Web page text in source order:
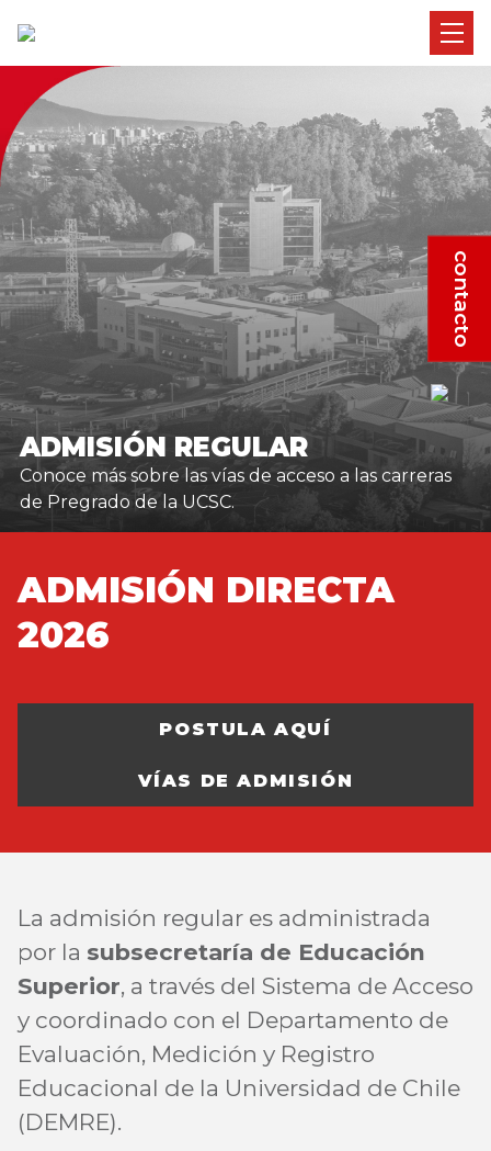
ADMISIÓN REGULAR
Conoce más sobre las vías de acceso a las carreras
de Pregrado de la UCSC.
ADMISIÓN DIRECTA
2026
POSTULA AQUÍ
VÍAS DE ADMISIÓN
La admisión regular es administrada
por la subsecretaría de Educación
Superior, a través del Sistema de Acceso
y coordinado con el Departamento de
Evaluación, Medición y Registro
Educacional de la Universidad de Chile
(DEMRE).
contacto